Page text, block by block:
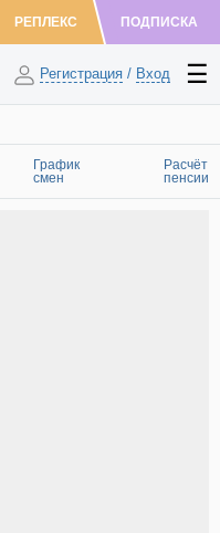
РЕПЛЕКС ПОДПИСКА
Регистрация / Вход
График
смен
Расчёт
пенсии